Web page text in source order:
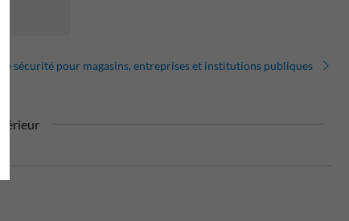
sécurité pour magasins, entreprises et institutions publiques